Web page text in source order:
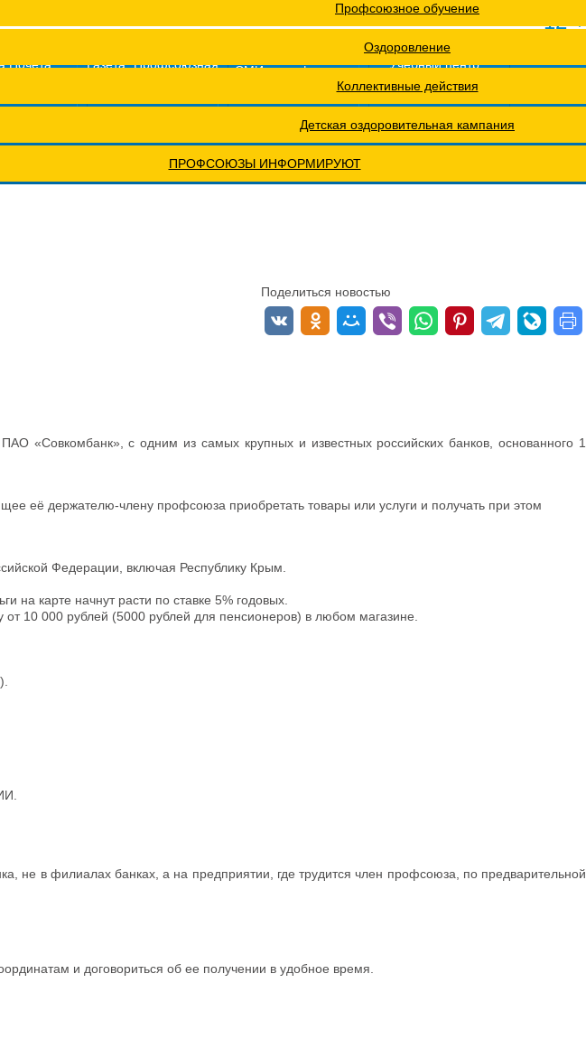
Сводные данные о результатах проведения специальной оценки условий труда (СОУТ)
Научно-практическая конференция МОТ- ФНПР
ПРОФСОЮЗЫ ИНФОРМИРУЮТ
Профсоюзное обучение
Оздоровление
Коллективные действия
Детская оздоровительная кампания
12 +
Почета
Газета "Профсоюзная
СМИ о профсоюзах
Учебный центр
Поделиться новостью
«Совкомбанк», с одним из самых крупных и известных российских банков, основанного 1
её держателю-члену профсоюза приобретать товары или услуги и получать при этом
Федерации, включая Республику Крым.
на карте начнут расти по ставке 5% годовых.
10 000 рублей (5000 рублей для пенсионеров) в любом магазине.
не в филиалах банках, а на предприятии, где трудится член профсоюза, по предварительной
и договориться об ее получении в удобное время.